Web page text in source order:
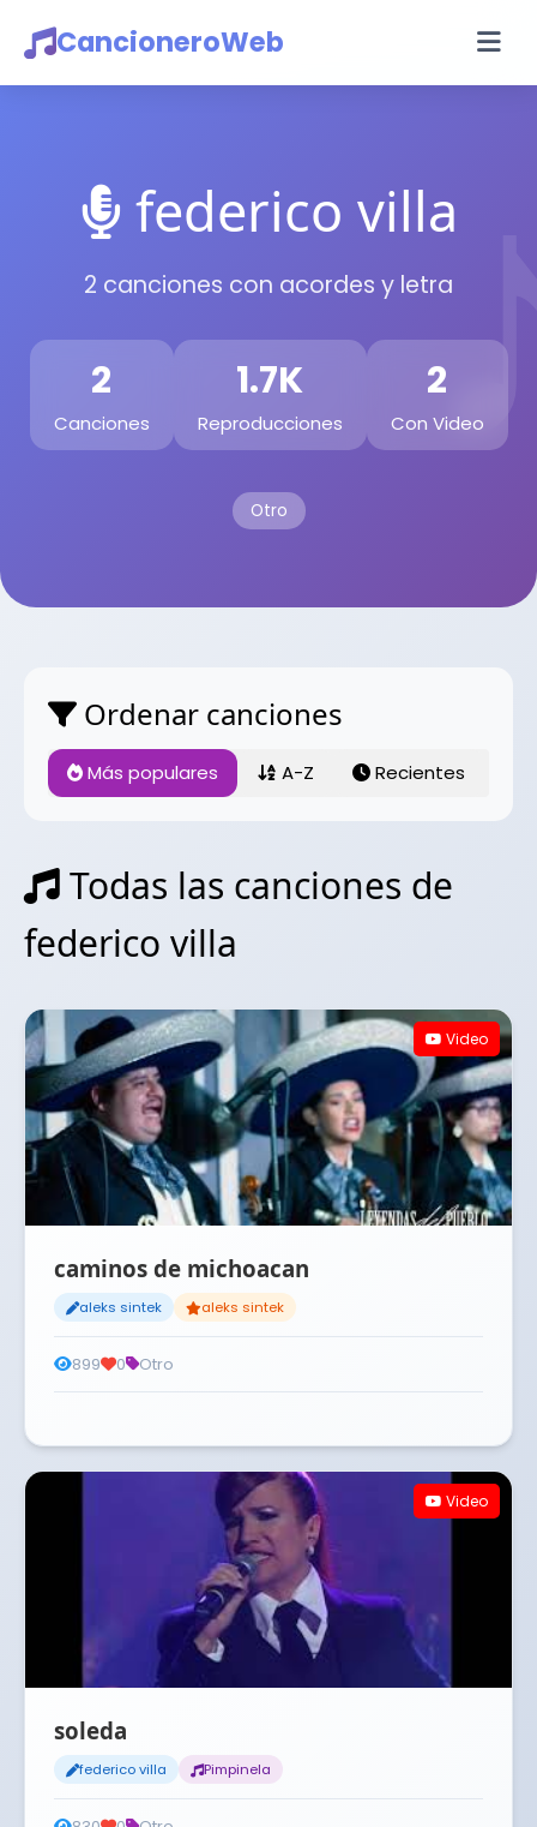
CancioneroWeb
federico villa
2 canciones con acordes y letra
2
Canciones
1.7K
Reproducciones
2
Con Video
Otro
Ordenar canciones
Más populares A-Z Recientes
Todas las canciones de
federico villa
Video
caminos de michoacan
aleks sintek aleks sintek
899 0 Otro
Video
soleda
federico villa Pimpinela